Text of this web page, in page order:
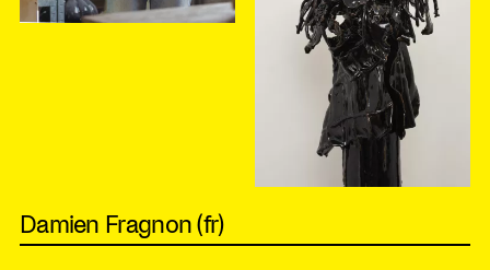
Damien Fragnon (fr)